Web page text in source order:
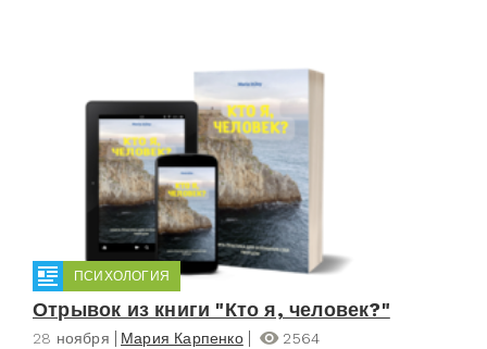
ПСИХОЛОГИЯ
Отрывок из книги "Кто я, человек?"
28 ноября Мария Карпенко
2564